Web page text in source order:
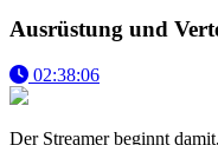
Ausrüstung und
02:38:06
Der Streamer beginnt